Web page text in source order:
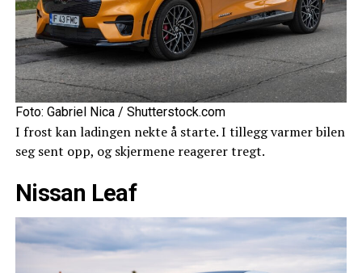
Foto: Gabriel Nica / Shutterstock.com
I frost kan ladingen nekte å starte. I tillegg varmer bilen
seg sent opp, og skjermene reagerer tregt.
Nissan Leaf